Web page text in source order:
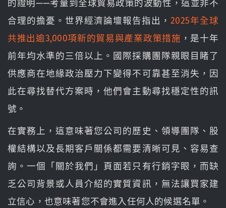
的證明——考量到全球貿易政策的波動性，這並非不
合理的擔憂。世界經濟論壇報告指出，2025年全球
共推出逾3,000項新的貿易與產業政策措施 ，是十年
前年均水準的三倍以上。國際採購團隊親眼目睹了
供應商在地緣政治壓力下變得不可靠甚至消失，因
此在尋找替代方案時，他們會主動尋找穩定性的訊
號。
在實務上，這意味著您公司的歷史、領導團隊、股
權結構以及長期客戶關係都需要清晰可見、容易查
詢。一個「關於我們」頁面若只有行銷字眼，而缺
乏公司背景或人員介紹的實質資訊，無法讓買家建
立信心，也意味著您不會進入任何人的候選名單。